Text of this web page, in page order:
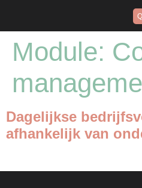
Module:
Dagelijkse
afhankelijk van